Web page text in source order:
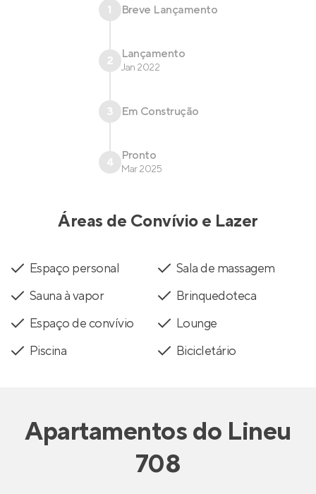
1 Breve Lançamento
2 Lançamento
Jan 2022
3 Em Construção
4 Pronto
Mar 2025
Áreas de Convívio e Lazer
Espaço personal
Sala de massagem
Sauna à vapor
Brinquedoteca
Espaço de convívio
Lounge
Piscina
Bicicletário
Apartamentosdo Lineu
708